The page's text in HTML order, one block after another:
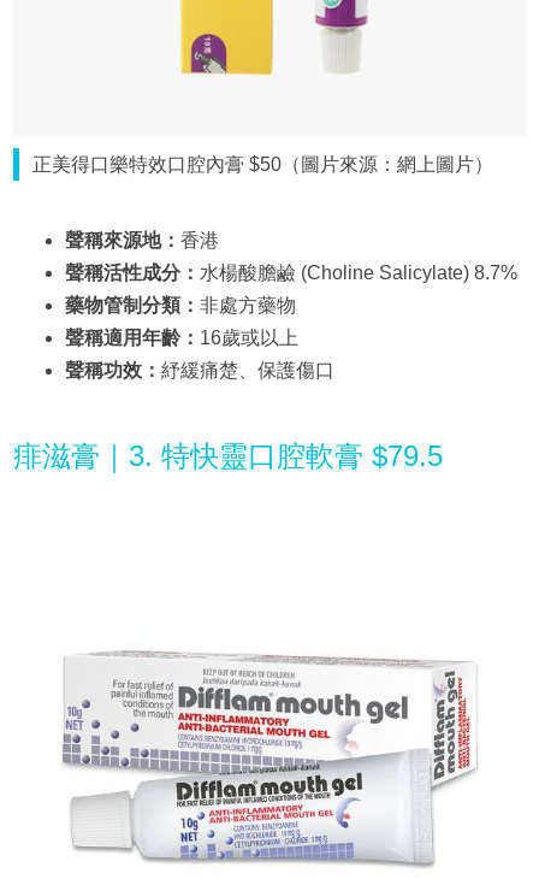
正美得口樂特效口腔內膏 $50（圖片來源：網上圖片）
聲稱來源地： 香港
聲稱活性成分： 水楊酸膽鹼 (Choline Salicylate) 8.7%
藥物管制分類： 非處方藥物
聲稱適用年齡： 16歲或以上
聲稱功效： 紓緩痛楚、保護傷口
痱滋膏｜3. 特快靈口腔軟膏 $79.5